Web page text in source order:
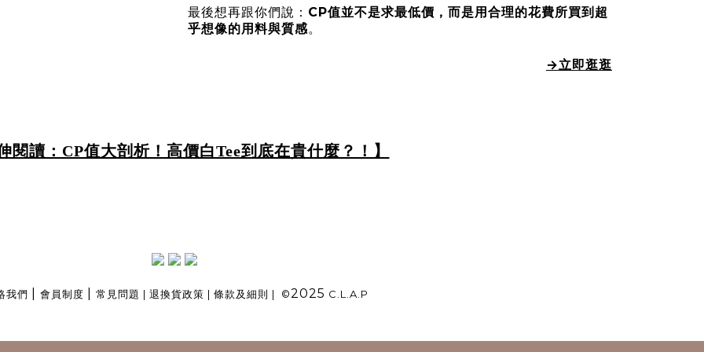
最後想再跟你們說： CP值並不是求最低價，而是用合理的花費所買到超
乎想像的用料與質感。
→立即逛逛
閱讀：CP值大剖析！高價白Tee到底在貴什麼？！】
我們 會員制度 常見問題 | 退換貨政策 | 條款及細則 | ©2025 C.L.A.P